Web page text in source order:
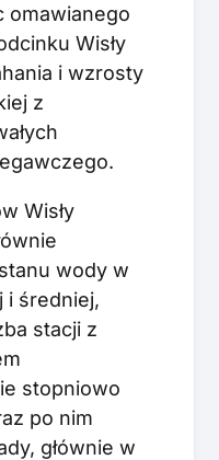
omawianego
Wisły
i wzrosty
z
Wisły
wody w
i średniej,
stacji z
stopniowo
po nim
głównie w